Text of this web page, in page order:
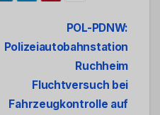
POL-PDNW:
Polizeiautobahnstation
Ruchheim
Fluchtversuch bei
Fahrzeugkontrolle auf